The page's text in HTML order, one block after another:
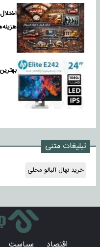
بهترین
تبلیغات متنی
خرید نهال آلبالو محلی